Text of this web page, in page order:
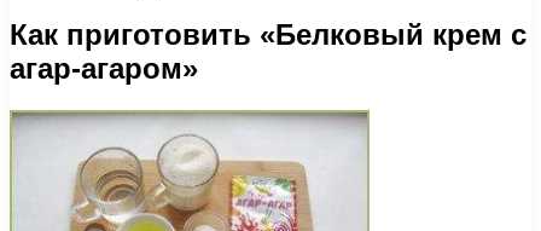
Как приготовить «Белковый крем с
агар-агаром»